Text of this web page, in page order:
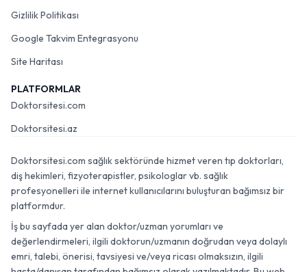
Gizlilik Politikası
Google Takvim Entegrasyonu
Site Haritası
PLATFORMLAR
Doktorsitesi.com
Doktorsitesi.az
Doktorsitesi.com sağlık sektöründe hizmet veren tıp doktorları,
diş hekimleri, fizyoterapistler, psikologlar vb. sağlık
profesyonelleri ile internet kullanıcılarını buluşturan bağımsız bir
platformdur.
İş bu sayfada yer alan doktor/uzman yorumları ve
değerlendirmeleri, ilgili doktorun/uzmanın doğrudan veya dolaylı
emri, talebi, önerisi, tavsiyesi ve/veya ricası olmaksızın, ilgili